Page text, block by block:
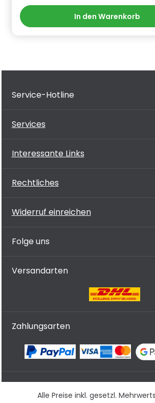
In den Warenkorb
Service-Hotline
Services
Interessante Links
Rechtliches
Widerruf einreichen
Folge uns
Versandarten
Zahlungsarten
Alle Preise inkl. gesetzl.